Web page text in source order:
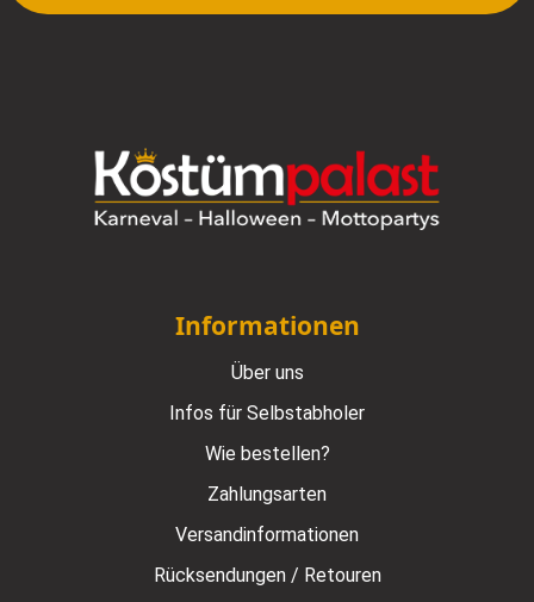
Informationen
Über uns
Infos für Selbstabholer
Wie bestellen?
Zahlungsarten
Versandinformationen
Rücksendungen / Retouren